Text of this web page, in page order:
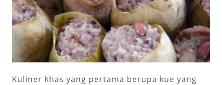
Kuliner khas yang pertama berupa kue yang